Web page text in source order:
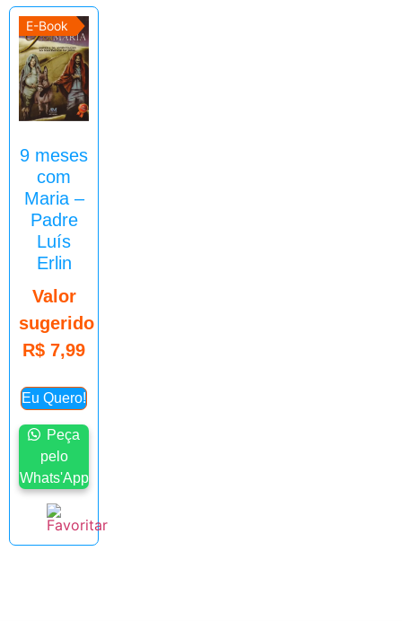
E-Book
9 meses
com
Maria –
Padre
Luís
Erlin
Valor
sugerido
R$ 7,99
Eu Quero!
Peça
pelo
Whats'App